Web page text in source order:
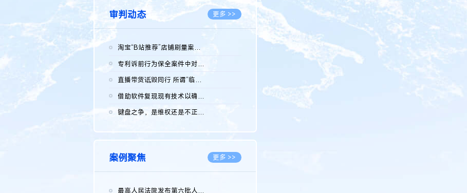
审判动态 更多 >>
淘宝“B站推荐”店铺刷量案维持原判，两被告连带赔偿150万元
专利诉前行为保全案件中对仿制药申请人曾作出三类声明的考量及违...
直播带货诋毁同行 所谓“临场发挥”不免责
借助软件复现现有技术以确认相关参数特征是否被公开
键盘之争，是维权还是不正当竞争？
案例聚焦 更多 >>
最高人民法院发布第六批人民法院种业知识产权司法保护典型案例 含...